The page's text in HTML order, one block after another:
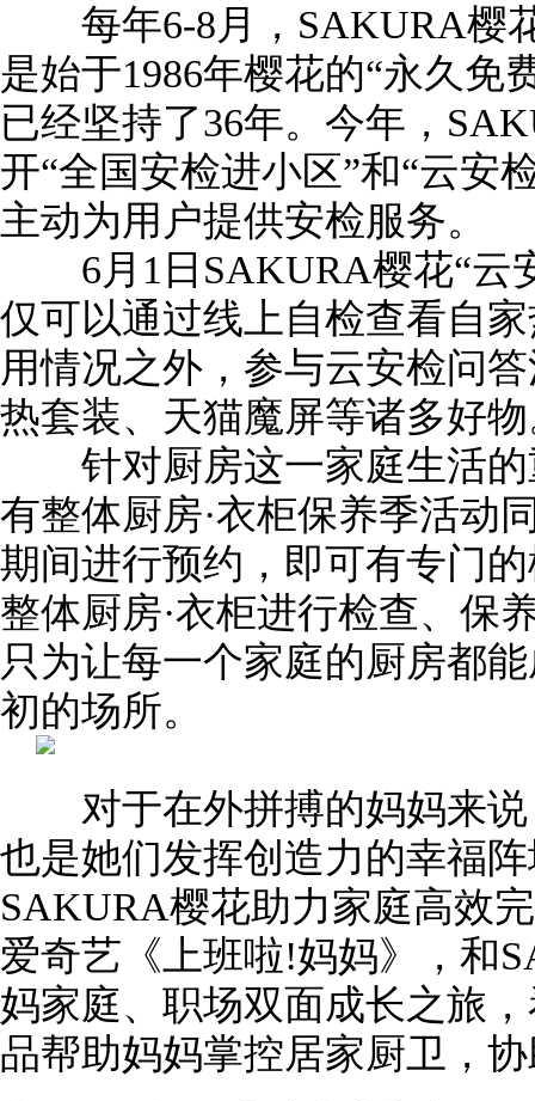
每年6-8月，SAKURA樱
是始于1986年樱花的“永久免
已经坚持了36年。今年，
开“全国安检进小区”和“云安
主动为用户提供安检服务。
6月1日SAKURA樱花“云
仅可以通过线上自检查看自
用情况之外，参与云安检问
热套装、天猫魔屏等诸多好
针对厨房这一家庭生活的
有整体厨房·衣柜保养季活动
期间进行预约，即可有专门
整体厨房·衣柜进行检查、保
只为让每一个家庭的厨房都
初的场所。
对于在外拼搏的妈妈来说
也是她们发挥创造力的幸福
SAKURA樱花助力家庭高效
爱奇艺《上班啦!妈妈》，和
妈家庭、职场双面成长之旅
品帮助妈妈掌控居家厨卫，